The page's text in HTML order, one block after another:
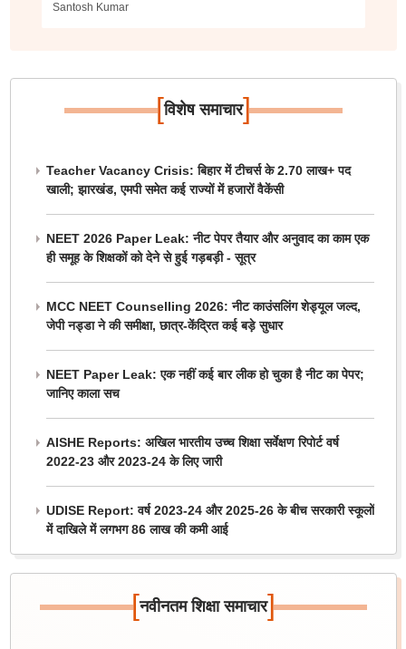
Santosh Kumar
[विशेष समाचार]
Teacher Vacancy Crisis: बिहार में टीचर्स के 2.70 लाख+ पद
खाली; झारखंड, एमपी समेत कई राज्यों में हजारों वैकेंसी
NEET 2026 Paper Leak: नीट पेपर तैयार और अनुवाद का काम एक
ही समूह के शिक्षकों को देने से हुई गड़बड़ी - सूत्र
MCC NEET Counselling 2026: नीट काउंसलिंग शेड्यूल जल्द,
जेपी नड्डा ने की समीक्षा, छात्र-केंद्रित कई बड़े सुधार
NEET Paper Leak: एक नहीं कई बार लीक हो चुका है नीट का पेपर;
जानिए काला सच
AISHE Reports: अखिल भारतीय उच्च शिक्षा सर्वेक्षण रिपोर्ट वर्ष
2022-23 और 2023-24 के लिए जारी
UDISE Report: वर्ष 2023-24 और 2025-26 के बीच सरकारी स्कूलों
में दाखिले में लगभग 86 लाख की कमी आई
[नवीनतम शिक्षा समाचार]